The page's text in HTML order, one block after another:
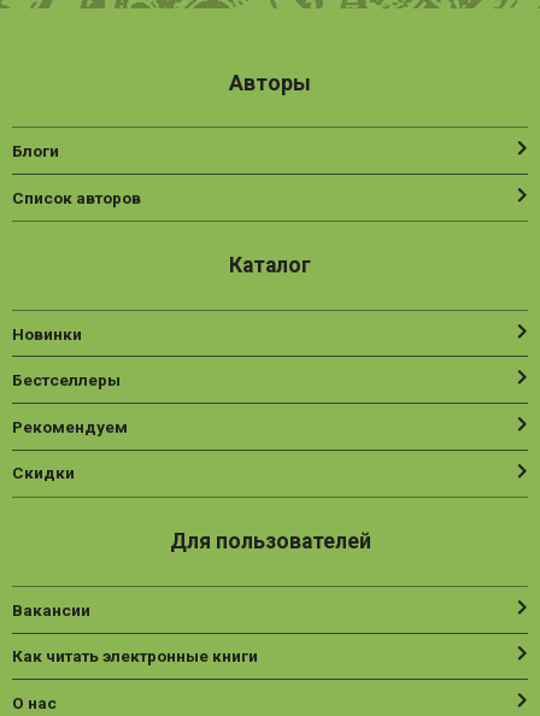
Авторы
Блоги
Список авторов
Каталог
Новинки
Бестселлеры
Рекомендуем
Скидки
Для пользователей
Вакансии
Как читать электронные книги
О нас